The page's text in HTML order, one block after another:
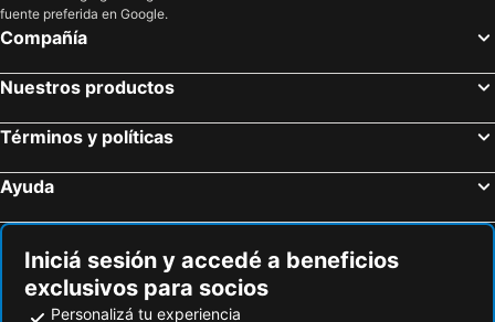
fuente preferida en Google.
Compañía
Nuestros productos
Términos y políticas
Ayuda
Iniciá sesión y accedé a beneficios
exclusivos para socios
Personalizá tu experiencia